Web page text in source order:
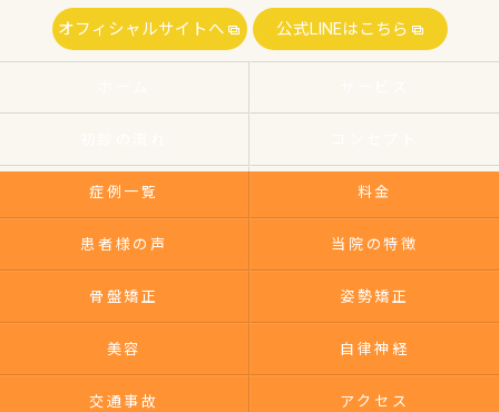
オフィシャルサイトへ 公式LINEはこちら
症例一覧 料金
患者様の声 当院の特徴
骨盤矯正 姿勢矯正
美容 自律神経
交通事故 アクセス